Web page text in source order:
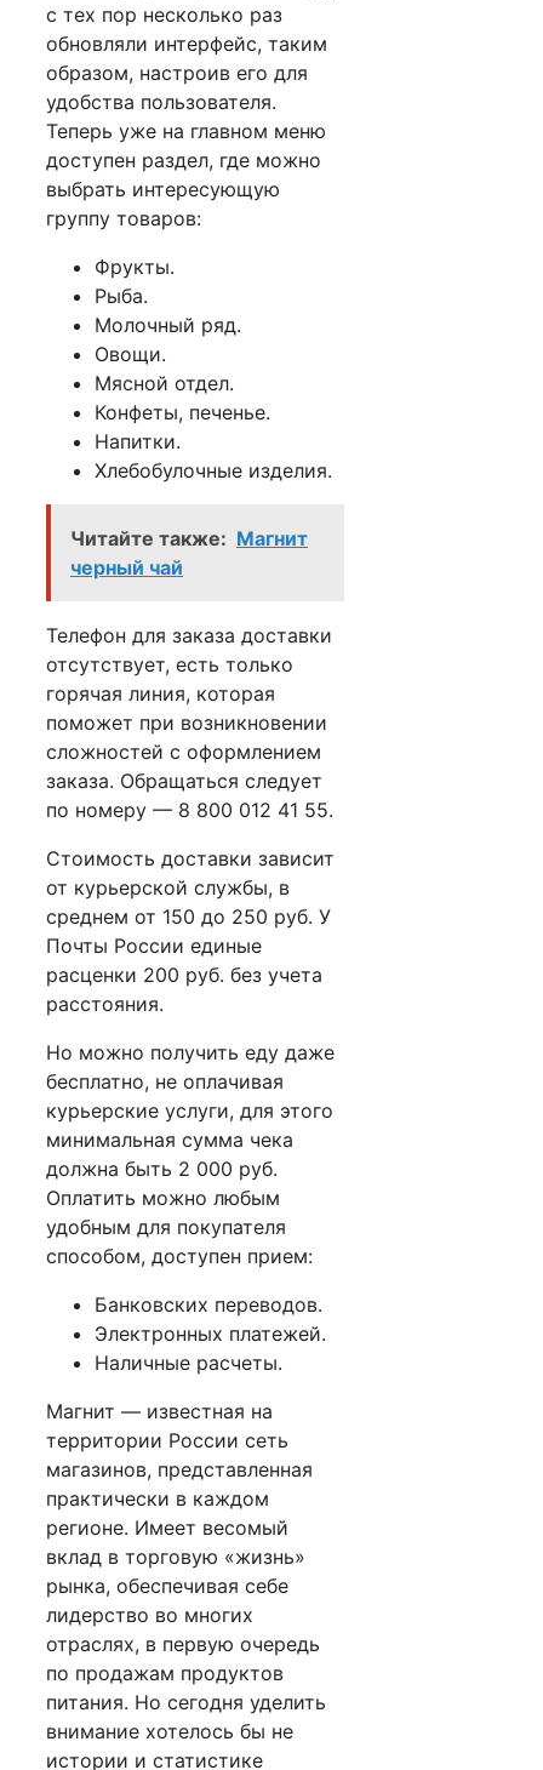
с тех пор несколько раз
обновляли интерфейс, таким
образом, настроив его для
удобства пользователя.
Теперь уже на главном меню
доступен раздел, где можно
выбрать интересующую
группу товаров:
Фрукты.
Рыба.
Молочный ряд.
Овощи.
Мясной отдел.
Конфеты, печенье.
Напитки.
Хлебобулочные изделия.
Читайте также: Магнит
черный чай
Телефон для заказа доставки
отсутствует, есть только
горячая линия, которая
поможет при возникновении
сложностей с оформлением
заказа. Обращаться следует
по номеру — 8 800 012 41 55.
Стоимость доставки зависит
от курьерской службы, в
среднем от 150 до 250 руб. У
Почты России единые
расценки 200 руб. без учета
расстояния.
Но можно получить еду даже
бесплатно, не оплачивая
курьерские услуги, для этого
минимальная сумма чека
должна быть 2 000 руб.
Оплатить можно любым
удобным для покупателя
способом, доступен прием:
Банковских переводов.
Электронных платежей.
Наличные расчеты.
Магнит — известная на
территории России сеть
магазинов, представленная
практически в каждом
регионе. Имеет весомый
вклад в торговую «жизнь»
рынка, обеспечивая себе
лидерство во многих
отраслях, в первую очередь
по продажам продуктов
питания. Но сегодня уделить
внимание хотелось бы не
истории и статистике